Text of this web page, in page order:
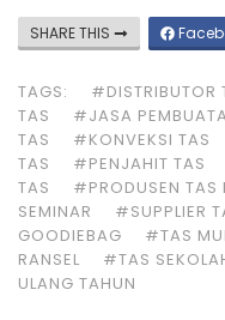
SHARE THIS
TAGS: #DISTRIBUTOR
TAS
#JASA
TAS
#KONVEKSI TAS
TAS
#PENJAHIT TAS
TAS
#PRODUSEN TAS
SEMINAR
#SUPPLIER
GOODIEBAG
#TAS
RANSEL
#TAS
ULANG TAHUN